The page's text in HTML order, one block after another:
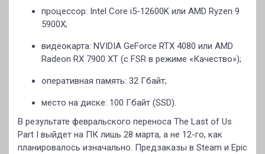
процессор: Intel Core i5-12600K или AMD Ryzen 9
5900X;
видеокарта: NVIDIA GeForce RTX 4080 или AMD
Radeon RX 7900 XT (с FSR в режиме «Качество»);
оперативная память: 32 Гбайт;
место на диске: 100 Гбайт (SSD).
В результате февральского переноса The Last of Us
Part I выйдет на ПК лишь 28 марта, а не 12-го, как
планировалось изначально. Предзаказы в Steam и Epic